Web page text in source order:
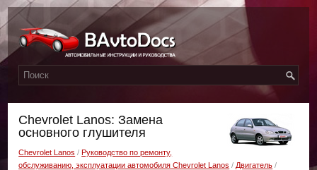
Chevrolet Lanos: Замена
основного глушителя
Chevrolet Lanos /Руководство по ремонту,
обслуживанию, эксплуатации автомобиля Chevrolet Lanos / Двигатель /